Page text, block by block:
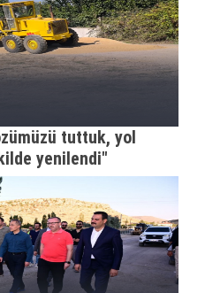
tuttuk, yol
yenilendi"